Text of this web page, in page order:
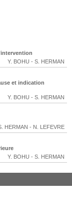
Y. BOHU - S. HERMAN
et indication
Y. BOHU - S. HERMAN
HERMAN - N. LEFEVRE
Y. BOHU - S. HERMAN